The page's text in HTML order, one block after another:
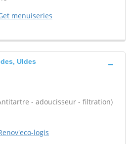
menuiseries
Uldes
- adoucisseur - filtration)
logis